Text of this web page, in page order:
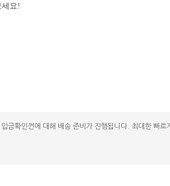
요!
금확인껀에 대해 배송 준비가 진행됩니다. 최대한 빠르